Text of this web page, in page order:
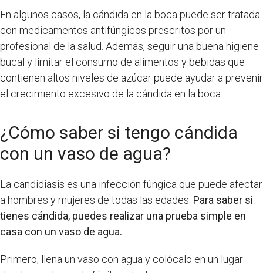
En algunos casos, la cándida en la boca puede ser tratada
con medicamentos antifúngicos prescritos por un
profesional de la salud. Además, seguir una buena higiene
bucal y limitar el consumo de alimentos y bebidas que
contienen altos niveles de azúcar puede ayudar a prevenir
el crecimiento excesivo de la cándida en la boca.
¿Cómo saber si tengo cándida
con un vaso de agua?
La candidiasis es una infección fúngica que puede afectar
a hombres y mujeres de todas las edades. Para saber si
tienes cándida, puedes realizar una prueba simple en
casa con un vaso de agua.
Primero, llena un vaso con agua y colócalo en un lugar